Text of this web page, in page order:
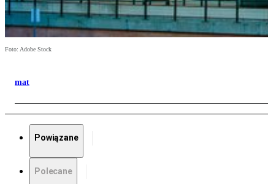
Foto: Adobe Stock
mat
Powiązane
Polecane